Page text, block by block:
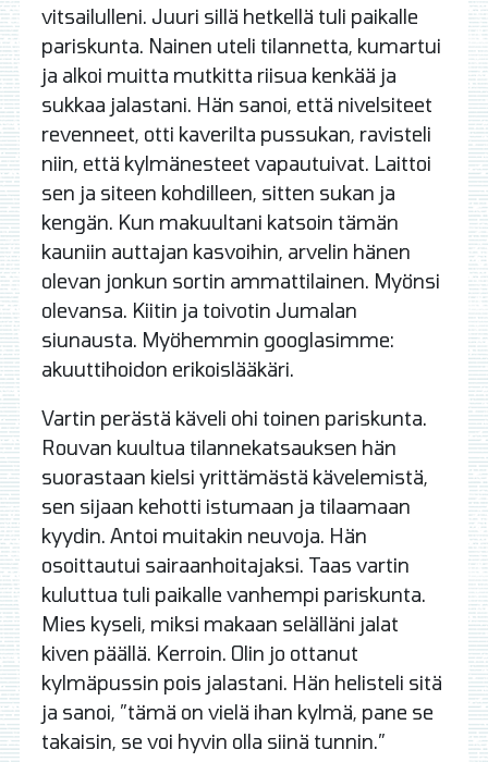
vitsailulleni. Juuri sillä hetkellä tuli paikalle
pariskunta. Nainen uteli tilannetta, kumartui
ja alkoi muitta mutkitta riisua kenkää ja
sukkaa jalastani. Hän sanoi, että nivelsiteet
revenneet, otti kaverilta pussukan, ravisteli
niin, että kylmänesteet vapautuivat. Laittoi
sen ja siteen kohdilleen, sitten sukan ja
kengän. Kun makuultani katsoin tämän
kauniin auttajan kasvoihin, arvelin hänen
olevan jonkun sortin ammattilainen. Myönsi
olevansa. Kiitin ja toivotin Jumalan
siunausta. Myöhemmin googlasimme:
akuuttihoidon erikoislääkäri.
Vartin perästä käveli ohi toinen pariskunta.
Rouvan kuultua tilannekatsauksen hän
suorastaan kielsi yrittämästä kävelemistä,
sen sijaan kehotti istumaan ja tilaamaan
kyydin. Antoi muitakin neuvoja. Hän
osoittautui sairaanhoitajaksi. Taas vartin
kuluttua tuli paikalle vanhempi pariskunta.
Mies kyseli, miksi makaan selälläni jalat
kiven päällä. Kerroin. Olin jo ottanut
kylmäpussin pois jalastani. Hän helisteli sitä
ja sanoi, ”tämä on vielä ihan kylmä, pane se
takaisin, se voi hyvin olla siinä tunnin.”